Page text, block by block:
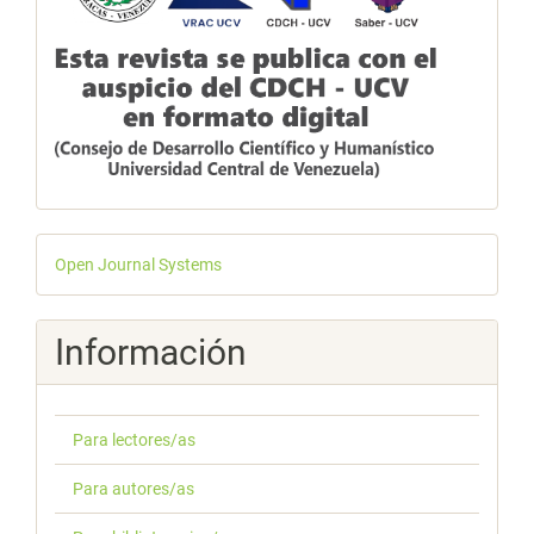
Desarrollado
por
Open Journal Systems
Información
Para lectores/as
Para autores/as